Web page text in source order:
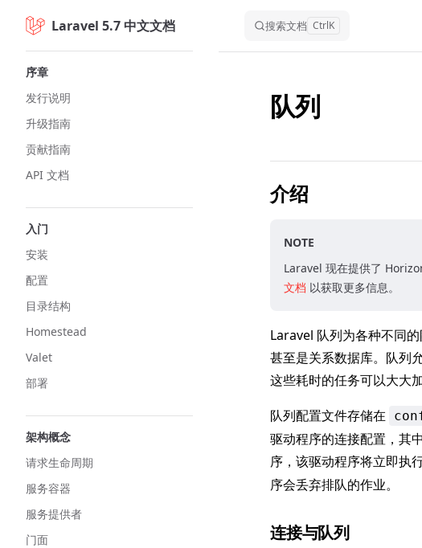
Skip to content
Laravel 5.7 中文文档 搜索文档 CtrlK
序章
发行说明
升级指南
贡献指南
API 文档
入门
安装
配置
目录结构
Homestead
Valet
部署
架构概念
请求生命周期
服务容器
服务提供者
门面
队列
介绍
NOTE
Laravel 现在提供了
文档 以获取更多信息。
Laravel 队列为各种不同
甚至是关系数据库。队列
这些耗时的任务可以大大
队列配置文件存储在
驱动程序的连接配置，其
序，该驱动程序将立即执
序会丢弃排队的作业。
连接与队列